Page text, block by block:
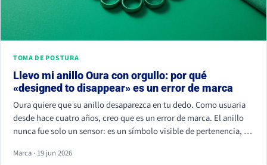
TOMA DE POSTURA
Llevo mi anillo Oura con orgullo: por qué
«designed to disappear» es un error de marca
Oura quiere que su anillo desaparezca en tu dedo. Como usuaria
desde hace cuatro años, creo que es un error de marca. El anillo
nunca fue solo un sensor: es un símbolo visible de pertenencia, un
símbolo, apagas a la comunidad que lo hizo valer.
Marca · 19 jun 2026